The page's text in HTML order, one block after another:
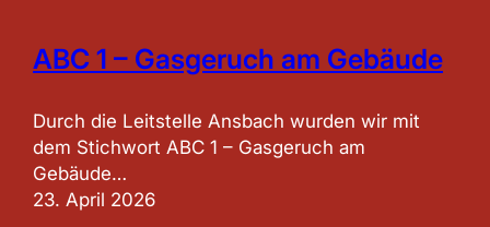
ABC 1 – Gasgeruch am Gebäude
Durch die Leitstelle Ansbach wurden wir mit
dem Stichwort ABC 1 – Gasgeruch am
Gebäude…
23. April 2026